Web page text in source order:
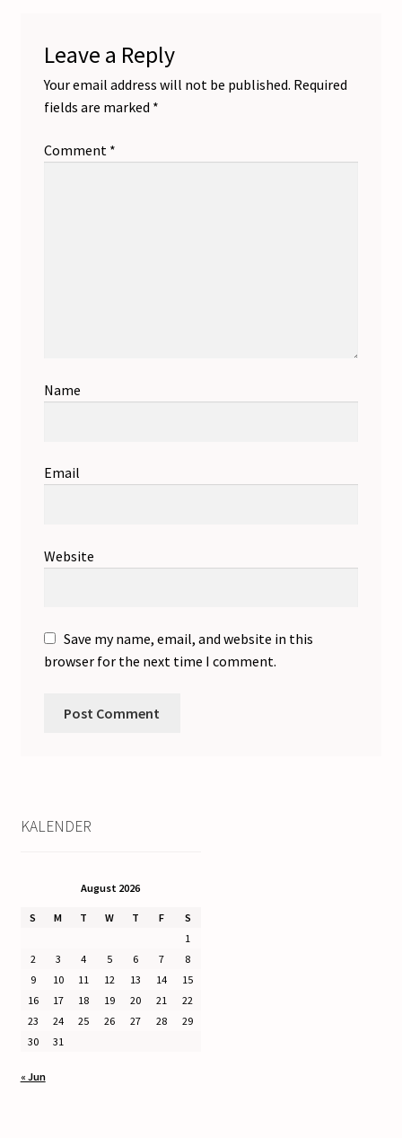
Leave a Reply
Your email address will not be published. Required
fields are marked *
Comment *
Name
Email
Website
Save my name, email, and website in this
browser for the next time I comment.
KALENDER
August 2026
S M T W T F
S
1
2
3 4 5 6 7
8
9
10 11 12 13 14
15
16
17 18 19 20 21
22
23
24 25 26 27 28
29
30
31
« Jun